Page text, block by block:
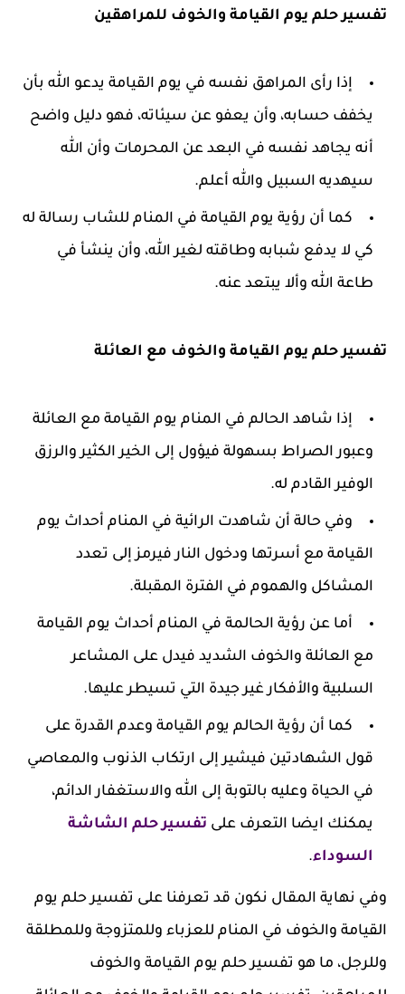
تفسير حلم يوم القيامة والخوف للمراهقين
إذا رأى المراهق نفسه في يوم القيامة يدعو الله بأن
يخفف حسابه، وأن يعفو عن سيئاته، فهو دليل واضح
أنه يجاهد نفسه في البعد عن المحرمات وأن الله
سيهديه السبيل والله أعلم.
كما أن رؤية يوم القيامة في المنام للشاب رسالة له
كي لا يدفع شبابه وطاقته لغير الله، وأن ينشأ في
طاعة الله وألا يبتعد عنه.
تفسير حلم يوم القيامة والخوف مع العائلة
إذا شاهد الحالم في المنام يوم القيامة مع العائلة
وعبور الصراط بسهولة فيؤول إلى الخير الكثير والرزق
الوفير القادم له.
وفي حالة أن شاهدت الرائية في المنام أحداث يوم
القيامة مع أسرتها ودخول النار فيرمز إلى تعدد
المشاكل والهموم في الفترة المقبلة.
أما عن رؤية الحالمة في المنام أحداث يوم القيامة
مع العائلة والخوف الشديد فيدل على المشاعر
السلبية والأفكار غير جيدة التي تسيطر عليها.
كما أن رؤية الحالم يوم القيامة وعدم القدرة على
قول الشهادتين فيشير إلى ارتكاب الذنوب والمعاصي
في الحياة وعليه بالتوبة إلى الله والاستغفار الدائم،
يمكنك ايضا التعرف على تفسير حلم الشاشة
السوداء.
وفي نهاية المقال نكون قد تعرفنا على تفسير حلم يوم
القيامة والخوف في المنام للعزباء وللمتزوجة وللمطلقة
وللرجل، ما هو تفسير حلم يوم القيامة والخوف